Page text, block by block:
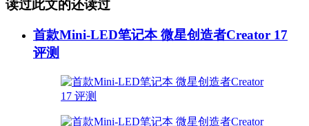
读过此文的还读过
首款Mini-LED笔记本 微星创造者Creator 17
评测